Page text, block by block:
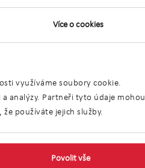
Více o cookies
využíváme soubory cookie.
analýzy. Partneři tyto údaje mohou
používáte jejich služby.
Povolit vše